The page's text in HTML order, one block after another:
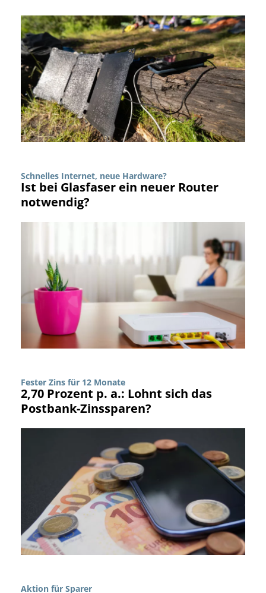
Schnelles Internet, neue Hardware?
Ist bei Glasfaser ein neuer Router
notwendig?
Fester Zins für 12 Monate
2,70 Prozent p. a.: Lohnt sich das
Postbank-Zinssparen?
Aktion für Sparer